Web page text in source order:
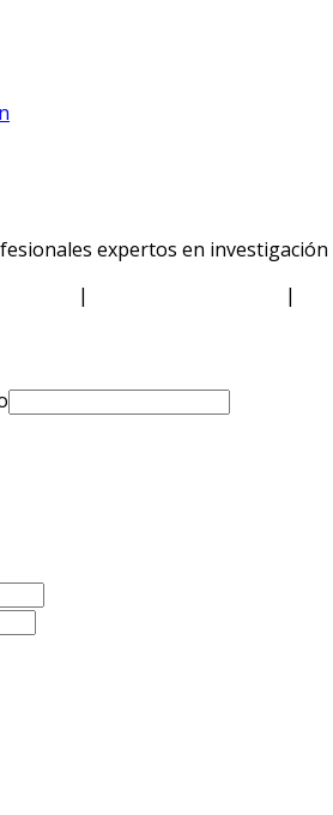
expertos en
| |